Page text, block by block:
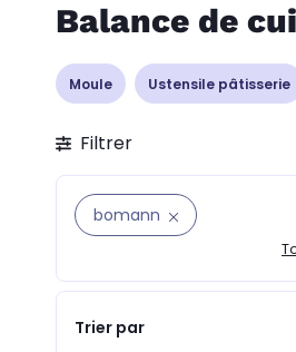
Balance de
Moule Ustensile pâtisserie
Filtrer
bomann
Trier par